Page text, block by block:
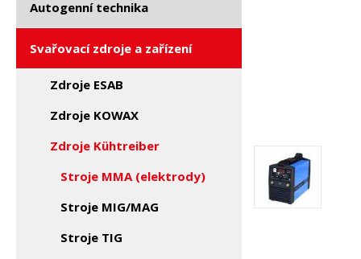
Autogenní technika
Svařovací zdroje a zařízení
Zdroje ESAB
Zdroje KOWAX
Zdroje Kühtreiber
Stroje MMA (elektrody)
Stroje MIG/MAG
Stroje TIG